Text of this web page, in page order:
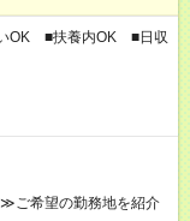
OK ■扶養内OK ■日収
ご希望の勤務地を紹介